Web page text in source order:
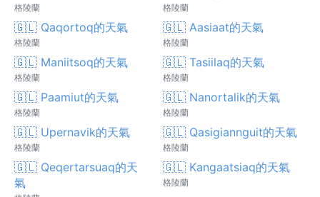
格陵蘭 格陵蘭
🇬🇱 Qaqortoq的天氣
格陵蘭
🇬🇱 Aasiaat的天氣
格陵蘭
🇬🇱 Maniitsoq的天氣
格陵蘭
🇬🇱 Tasiilaq的天氣
格陵蘭
🇬🇱 Paamiut的天氣
格陵蘭
🇬🇱 Nanortalik的天氣
格陵蘭
🇬🇱 Upernavik的天氣
格陵蘭
🇬🇱 Qasigiannguit的天氣
格陵蘭
🇬🇱 Qeqertarsuaq的天
氣
🇬🇱 Kangaatsiaq的天氣
格陵蘭